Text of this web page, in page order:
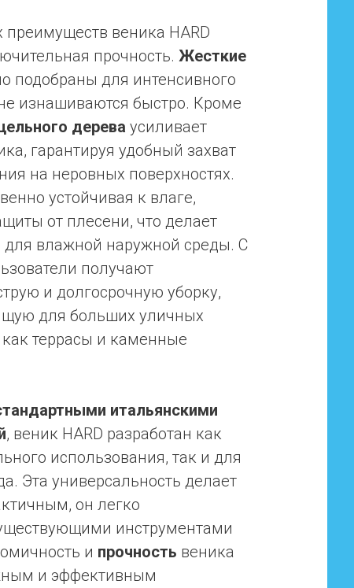
веника HARD
прочность. Жесткие
подобраны для интенсивного
изнашиваются быстро. Кроме
дерева усиливает
гарантируя удобный захват
на неровных поверхностях.
устойчивая к влаге,
от плесени, что делает
влажной наружной среды. С
получают
и долгосрочную уборку,
для больших уличных
как террасы и каменные
итальянскими
, веник HARD разработан как
использования, так и для
Эта универсальность делает
он легко
инструментами
и прочность веника
и эффективным